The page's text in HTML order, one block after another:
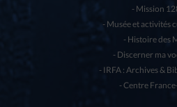
Mission
Musée et activités
Histoire des
Discerner ma
IRFA : Archives &
Centre